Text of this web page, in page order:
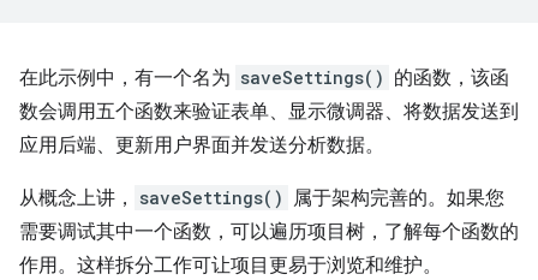
在此示例中，有一个名为 saveSettings() 的函数，该函
数会调用五个函数来验证表单、显示微调器、将数据发送到
应用后端、更新用户界面并发送分析数据。
从概念上讲， saveSettings() 属于架构完善的。如果您
需要调试其中一个函数，可以遍历项目树，了解每个函数的
作用。这样拆分工作可让项目更易于浏览和维护。